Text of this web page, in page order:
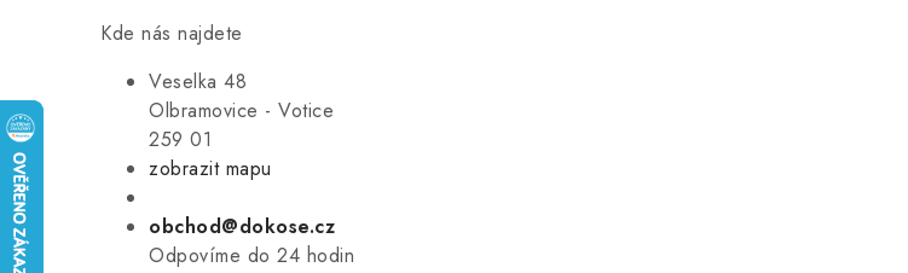
Kde nás najdete
Veselka 48
Olbramovice - Votice
259 01
zobrazit mapu
obchod@dokose.cz
Odpovíme do 24 hodin